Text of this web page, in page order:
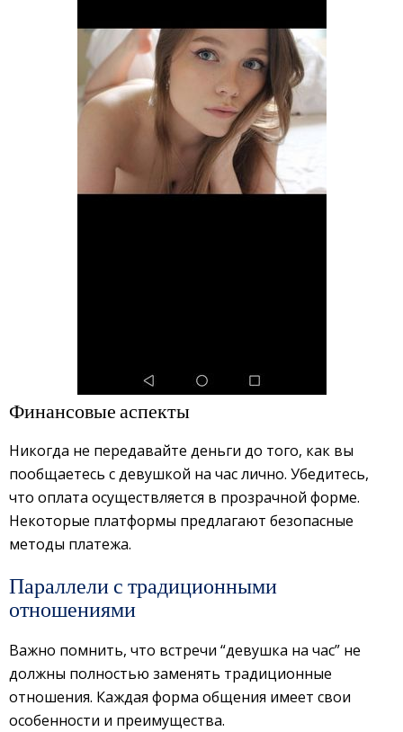
Финансовые аспекты
Никогда не передавайте деньги до того, как вы
пообщаетесь с девушкой на час лично. Убедитесь,
что оплата осуществляется в прозрачной форме.
Некоторые платформы предлагают безопасные
методы платежа.
Параллели с традиционными
отношениями
Важно помнить, что встречи “девушка на час” не
должны полностью заменять традиционные
отношения. Каждая форма общения имеет свои
особенности и преимущества.